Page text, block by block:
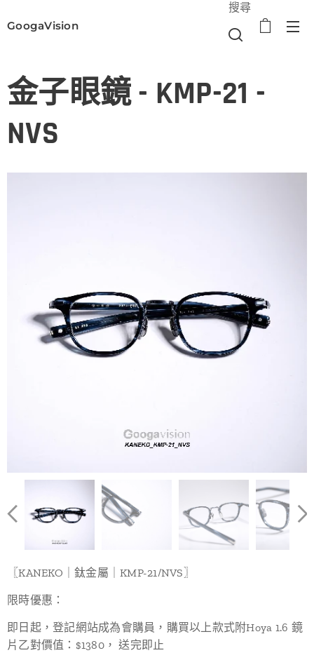
GoogaVision
搜尋
金子眼鏡 - KMP-21 -
NVS
〖KANEKO｜鈦金屬｜KMP-21/NVS〗
限時優惠：
即日起，登記網站成為會購員，購買以上款式附Hoya 1.6 鏡
片乙對價值：$1380， 送完即止